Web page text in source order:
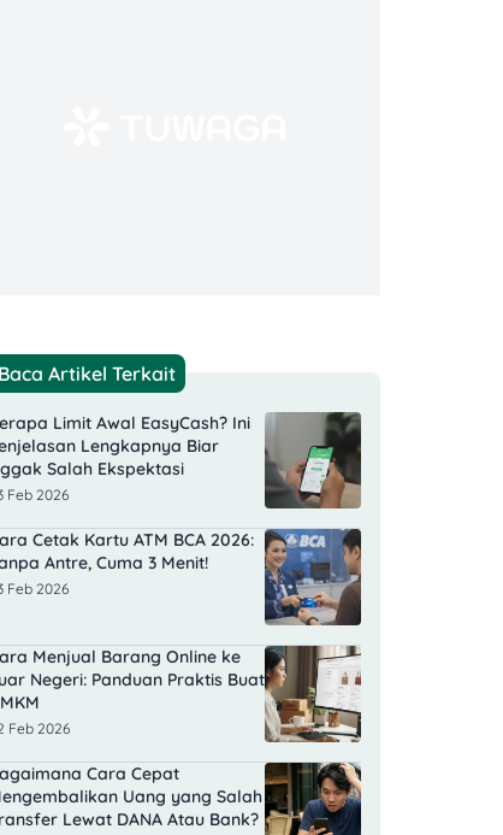
Baca Artikel Terkait
Limit Awal EasyCash? Ini
Lengkapnya Biar
Salah Ekspektasi
Feb 2026
Cetak Kartu ATM BCA 2026:
Antre, Cuma 3 Menit!
Feb 2026
Menjual Barang Online ke
Negeri: Panduan Praktis Buat
Feb 2026
Cara Cepat
Uang yang Salah
Lewat DANA Atau Bank?